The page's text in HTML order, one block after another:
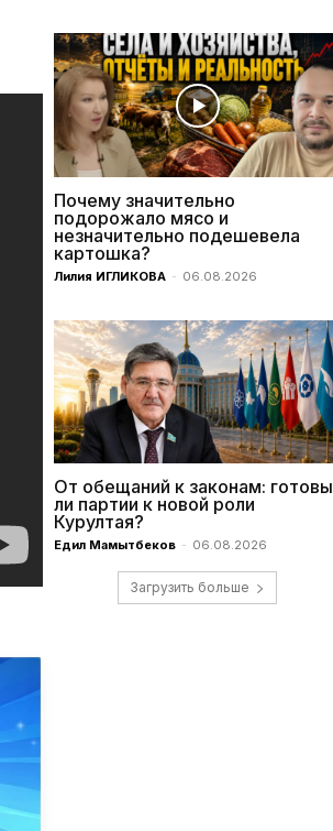
Почему значительно
подорожало мясо и
незначительно подешевела
картошка?
Лилия ИГЛИКОВА - 06.08.2026
От обещаний к законам: готовы
ли партии к новой роли
Курултая?
Едил Мамытбеков - 06.08.2026
Загрузить больше